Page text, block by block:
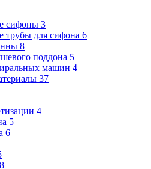
сифоны 3
трубы для сифона 6
8
поддона 5
машин 4
37
4
5
6
8